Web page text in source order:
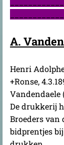
A.
Henri
+Ronse,
Vandendaele
De drukkerij
Broeders van
bidprentjes